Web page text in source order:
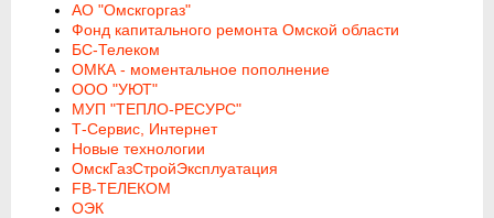
АО "Омскгоргаз"
Фонд капитального ремонта Омской области
БС-Телеком
ОМКА - моментальное пополнение
ООО "УЮТ"
МУП "ТЕПЛО-РЕСУРС"
Т-Сервис, Интернет
Новые технологии
ОмскГазСтройЭксплуатация
FB-ТЕЛЕКОМ
ОЭК